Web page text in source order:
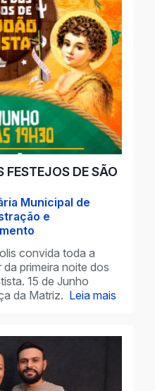
FESTEJOS DE SÃO
Municipal de
e
convida toda a
primeira noite dos
15 de Junho
da Matriz. Leia mais